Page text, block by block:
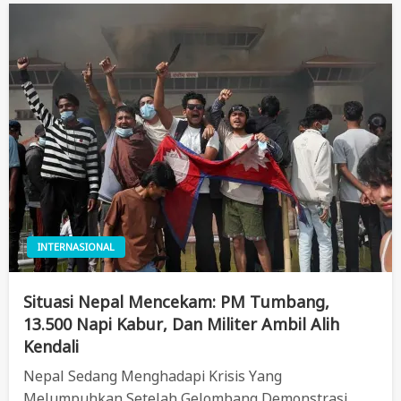
INTERNASIONAL
Situasi Nepal Mencekam: PM Tumbang,
13.500 Napi Kabur, Dan Militer Ambil Alih
Kendali
Nepal Sedang Menghadapi Krisis Yang